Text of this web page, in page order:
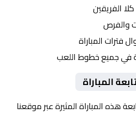
الفريقين
والفرص
فترات المباراة
في جميع خطوط اللعب
المباراة
هذه المباراة المثيرة عبر موقعنا